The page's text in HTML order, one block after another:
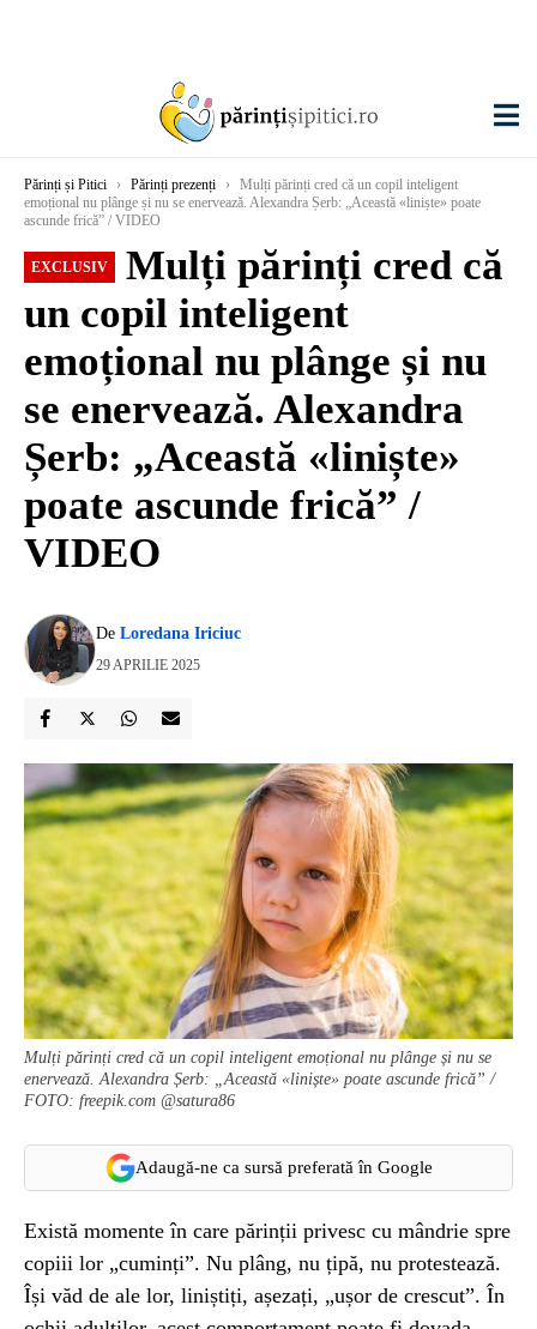
Părinți și Pitici › Părinți prezenți ›
Mulți părinți cred că un copil inteligent
emoțional nu plânge și nu se enervează. Alexandra Șerb: „Această «liniște» poate
ascunde frică” / VIDEO
EXCLUSIV
Mulți părinți cred că
un copil inteligent
emoțional nu plânge și nu
se enervează. Alexandra
Șerb: „Această «liniște»
poate ascunde frică” /
VIDEO
De Loredana Iriciuc
29 APRILIE 2025
Mulți părinți cred că un copil inteligent emoțional nu plânge și nu se
enervează. Alexandra Șerb: „Această «liniște» poate ascunde frică” /
FOTO: freepik.com @satura86
Adaugă-ne ca sursă preferată în Google
Există momente în care părinții privesc cu mândrie spre
copiii lor „cuminți”. Nu plâng, nu țipă, nu protestează.
Își văd de ale lor, liniștiți, așezați, „ușor de crescut”. În